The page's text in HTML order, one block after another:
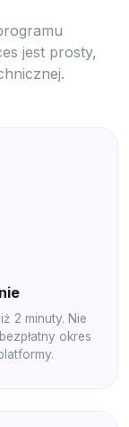
jest prosty,
2 minuty. Nie
okres